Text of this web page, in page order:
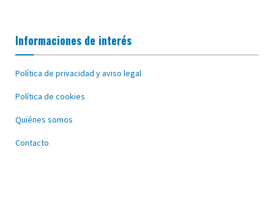
Informaciones de interés
Política de privacidad y aviso legal
Política de cookies
Quiénes somos
Contacto